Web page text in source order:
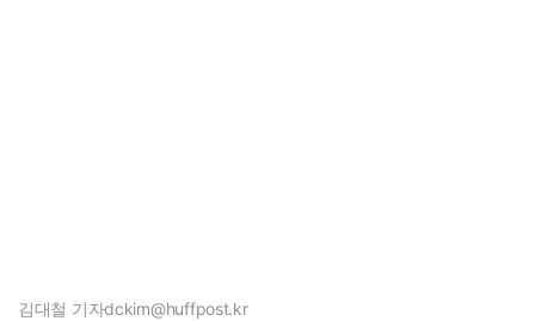
김대철 기자dckim@huffpost.kr